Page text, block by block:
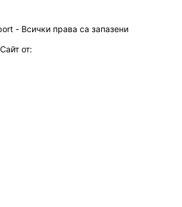
- Всички права са запазени
Сайт от: